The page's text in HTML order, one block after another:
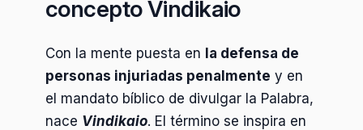
concepto Vindikaio
Con la mente puesta en la defensa de
personas injuriadas penalmente y en
el mandato bíblico de divulgar la Palabra,
nace Vindikaio. El término se inspira en